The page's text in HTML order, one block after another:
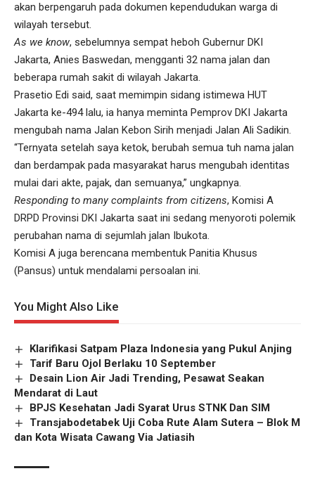
akan berpengaruh pada dokumen kependudukan warga di
wilayah tersebut.
As we know, sebelumnya sempat heboh Gubernur DKI
Jakarta, Anies Baswedan, mengganti 32 nama jalan dan
beberapa rumah sakit di wilayah Jakarta.
Prasetio Edi said, saat memimpin sidang istimewa HUT
Jakarta ke-494 lalu, ia hanya meminta Pemprov DKI Jakarta
mengubah nama Jalan Kebon Sirih menjadi Jalan Ali Sadikin.
“Ternyata setelah saya ketok, berubah semua tuh nama jalan
dan berdampak pada masyarakat harus mengubah identitas
mulai dari akte, pajak, dan semuanya,” ungkapnya.
Responding to many complaints from citizens, Komisi A
DRPD Provinsi DKI Jakarta saat ini sedang menyoroti polemik
perubahan nama di sejumlah jalan Ibukota.
Komisi A juga berencana membentuk Panitia Khusus
(Pansus) untuk mendalami persoalan ini.
You Might Also Like
Klarifikasi Satpam Plaza Indonesia yang Pukul Anjing
Tarif Baru Ojol Berlaku 10 September
Desain Lion Air Jadi Trending, Pesawat Seakan
Mendarat di Laut
BPJS Kesehatan Jadi Syarat Urus STNK Dan SIM
Transjabodetabek Uji Coba Rute Alam Sutera – Blok M
dan Kota Wisata Cawang Via Jatiasih